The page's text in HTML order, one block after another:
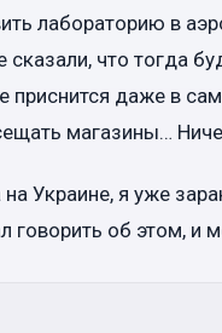
лабораторию в
что тогда
приснится даже в
магазины…
Украине, я уже
говорить об этом, и